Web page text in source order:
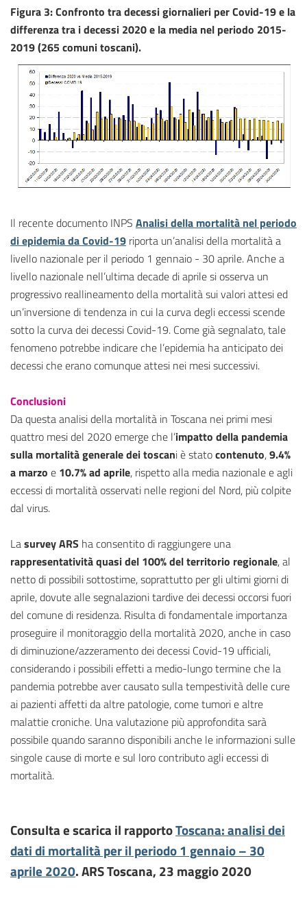
Figura 3: Confronto tra decessi giornalieri per Covid-19 e la
differenza tra i decessi 2020 e la media nel periodo 2015-
2019 (265 comuni toscani).
Il recente documento INPS Analisi della mortalità nel periodo
di epidemia da Covid-19 riporta un’analisi della mortalità a
livello nazionale per il periodo 1 gennaio - 30 aprile. Anche a
livello nazionale nell’ultima decade di aprile si osserva un
progressivo reallineamento della mortalità sui valori attesi ed
un’inversione di tendenza in cui la curva degli eccessi scende
sotto la curva dei decessi Covid-19. Come già segnalato, tale
fenomeno potrebbe indicare che l’epidemia ha anticipato dei
decessi che erano comunque attesi nei mesi successivi.
Conclusioni
Da questa analisi della mortalità in Toscana nei primi mesi
quattro mesi del 2020 emerge che l’impatto della pandemia
sulla mortalità generale dei toscani è statocontenuto,9.4%
a marzo e 10.7% ad aprile, rispetto alla media nazionale e agli
eccessi di mortalità osservati nelle regioni del Nord, più colpite
dal virus.
Lasurvey ARS ha consentito di raggiungere una
rappresentatività quasi del 100% del territorio regionale, al
netto di possibili sottostime, soprattutto per gli ultimi giorni di
aprile, dovute alle segnalazioni tardive dei decessi occorsi fuori
del comune di residenza. Risulta di fondamentale importanza
proseguire il monitoraggio della mortalità 2020, anche in caso
di diminuzione/azzeramento dei decessi Covid-19 ufficiali,
considerando i possibili effetti a medio-lungo termine che la
pandemia potrebbe aver causato sulla tempestività delle cure
ai pazienti affetti da altre patologie, come tumori e altre
malattie croniche. Una valutazione più approfondita sarà
possibile quando saranno disponibili anche le informazioni sulle
singole cause di morte e sul loro contributo agli eccessi di
mortalità.
Consulta e scarica il rapportoToscana: analisi dei
dati di mortalità per il periodo 1 gennaio – 30
aprile 2020. ARS Toscana, 23 maggio 2020